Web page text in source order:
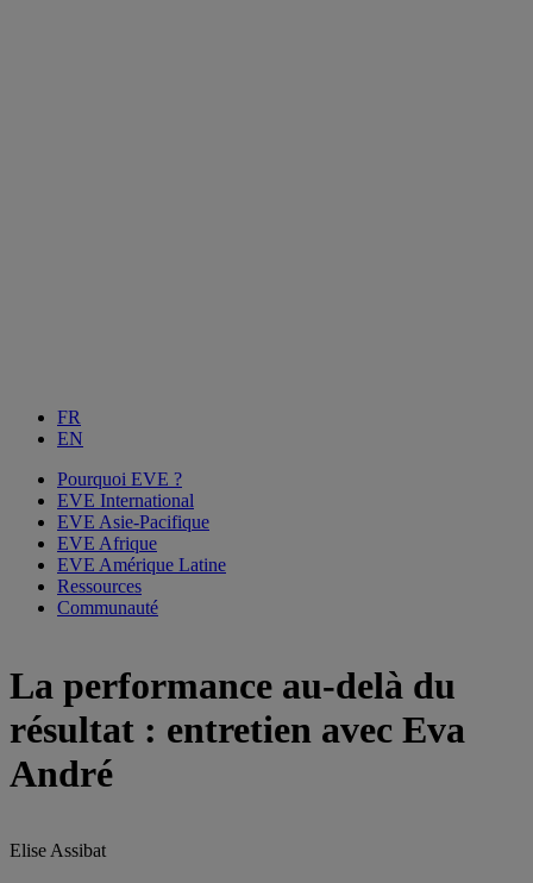
FR
EN
Pourquoi EVE ?
EVE International
EVE Asie-Pacifique
EVE Afrique
EVE Amérique Latine
Ressources
Communauté
La performance au-delà du
résultat : entretien avec Eva
André
Elise Assibat